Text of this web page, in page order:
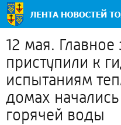
12 мая. Главное
приступили к
испытаниям
домах
горячей воды